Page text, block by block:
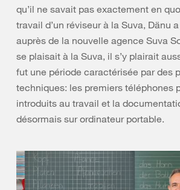
qu’il ne savait pas exactement en
travail d’un réviseur à la Suva, Dänu
auprès de la nouvelle agence Suva
se plaisait à la Suva, il s’y plairait
fut une période caractérisée par des
techniques: les premiers téléphones
introduits au travail et la
désormais sur ordinateur portable.